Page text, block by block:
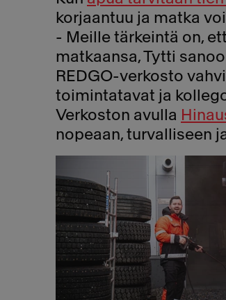
korjaantuu ja matka
- Meille tärkeintä on,
matkaansa, Tytti
REDGO-verkosto
toimintatavat ja
Verkoston avulla
nopeaan, turvalliseen